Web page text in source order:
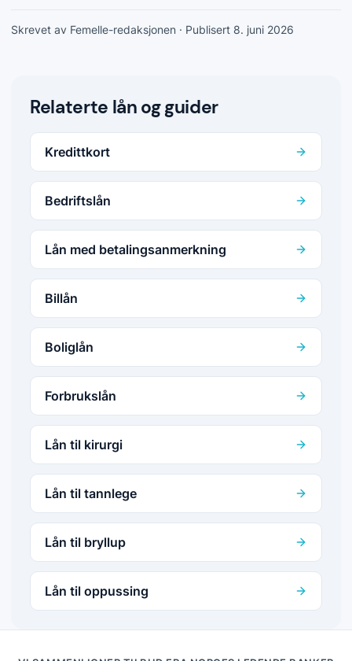
Skrevet av Femelle-redaksjonen · Publisert 8. juni 2026
Relaterte lån og guider
Kredittkort
Bedriftslån
Lån med betalingsanmerkning
Billån
Boliglån
Forbrukslån
Lån til kirurgi
Lån til tannlege
Lån til bryllup
Lån til oppussing